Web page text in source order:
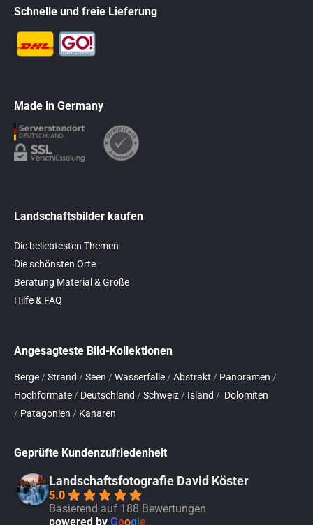
Schnelle und freie Lieferung
Made in Germany
Landschaftsbilder kaufen
Die beliebtesten Themen
Die schönsten Orte
Beratung Material & Größe
Hilfe & FAQ
Angesagteste Bild-Kollektionen
Berge / Strand / Seen / Wasserfälle / Abstrakt / Panoramen /
Hochformate / Deutschland / Schweiz / Island / Dolomiten
/ Patagonien / Kanaren
Geprüfte Kundenzufriedenheit
Landschaftsfotografie David Köster
5.0
Basierend auf 188 Bewertungen
powered by Google